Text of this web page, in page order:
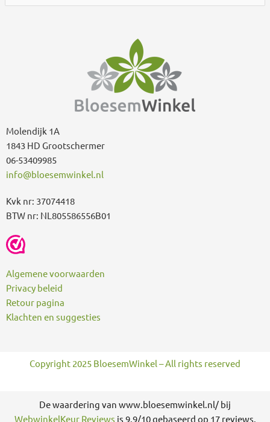
o
Molendijk 1A
1843 HD Grootschermer
06-53409985
info@bloesemwinkel.nl
Kvk nr: 37074418
BTW nr: NL805586556B01
Algemene voorwaarden
Privacy beleid
Retour pagina
Klachten en suggesties
Copyright 2025 BloesemWinkel – All rights reserved
De waardering van www.bloesemwinkel.nl/ bij
WebwinkelKeur Reviews is 9.9/10 gebaseerd op 17 reviews.